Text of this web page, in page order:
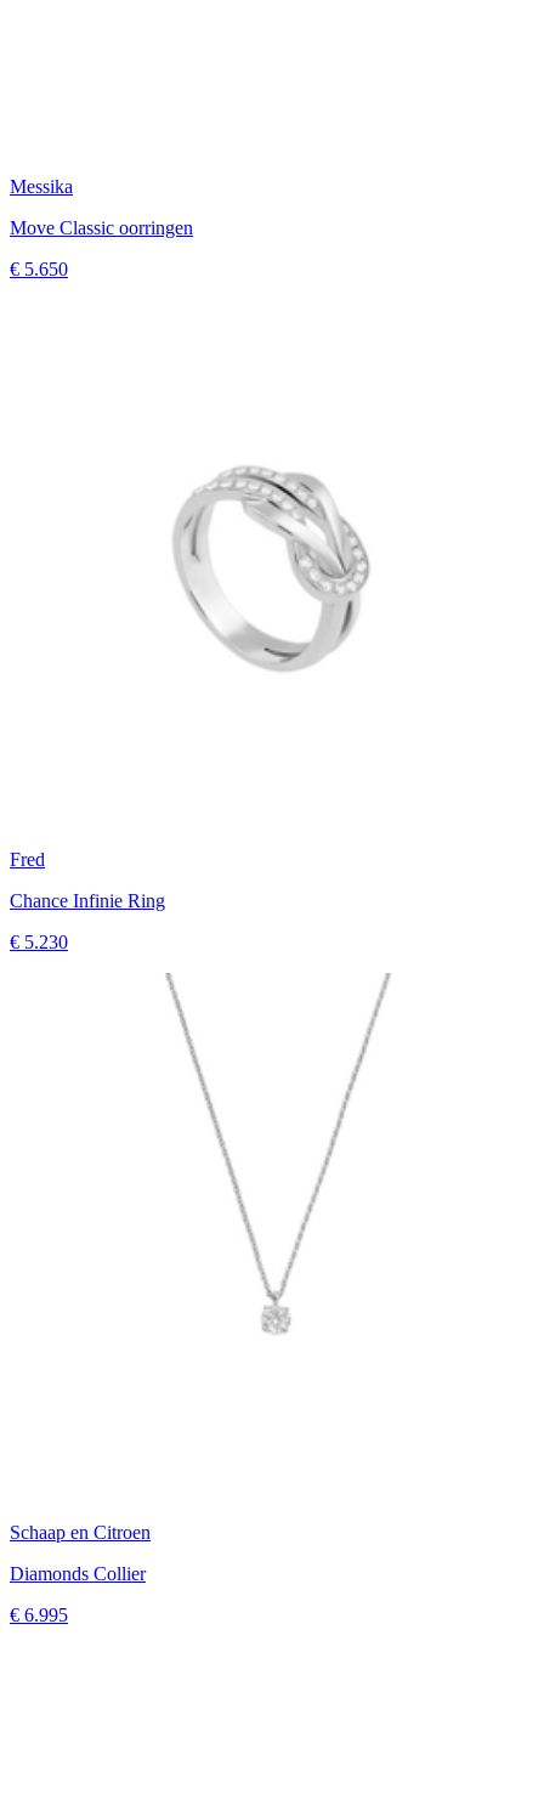
Messika
Move Classic oorringen
€ 5.650
Fred
Chance Infinie Ring
€ 5.230
Schaap en Citroen
Diamonds Collier
€ 6.995